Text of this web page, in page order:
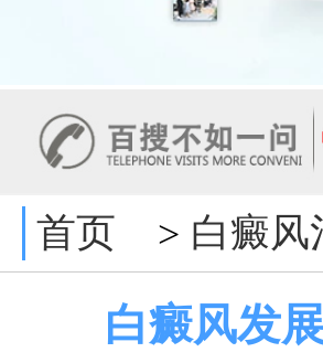
首页 > 白癜风
白癜风发